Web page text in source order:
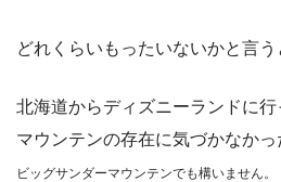
どれくらいもったいないかと言う
北海道からディズニーランドに行
マウンテンの存在に気づかなかっ
ビッグサンダーマウンテンでも構いません。